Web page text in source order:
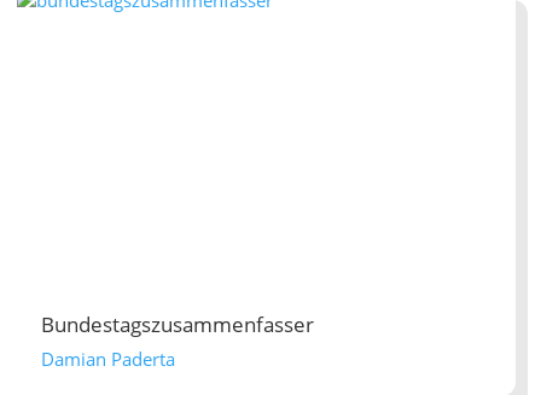
Bundestagszusammenfasser
Damian Paderta